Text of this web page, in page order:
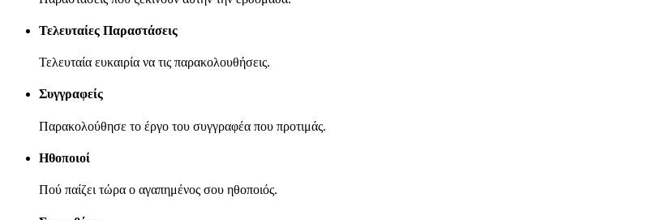
Τελευταίες Παραστάσεις
Τελευταία ευκαιρία να τις παρακολουθήσεις.
Συγγραφείς
Παρακολούθησε το έργο του συγγραφέα που προτιμάς.
Ηθοποιοί
Πού παίζει τώρα ο αγαπημένος σου ηθοποιός.